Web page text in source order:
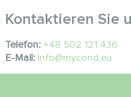
Kontaktieren Sie
Telefon: +48 502 121 436
E-Mail: info@mycond.eu